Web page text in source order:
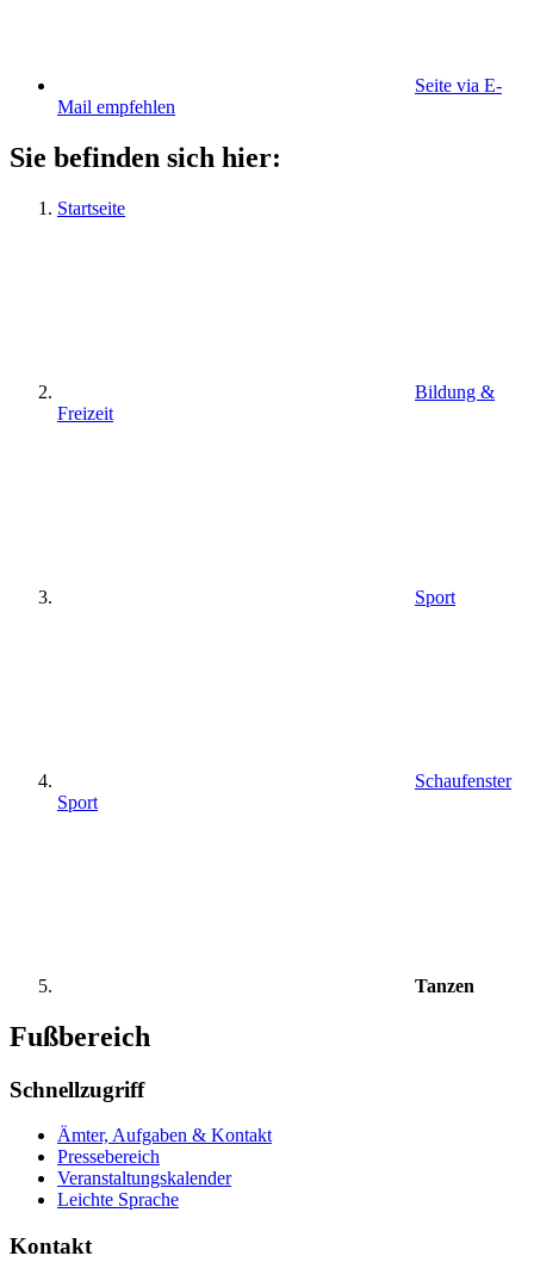
Seite via E-
Mail empfehlen
Sie befinden sich hier:
Startseite
Bildung &
Freizeit
Sport
Schaufenster
Sport
Tanzen
Fußbereich
Schnellzugriff
Ämter, Aufgaben & Kontakt
Pressebereich
Veranstaltungskalender
Leichte Sprache
Kontakt